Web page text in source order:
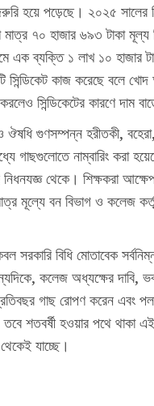
হয়ে পড়েছে। ২০২৫ সালের
৭০ হাজার ৬৯৩ টাকা মূল্য
এক ব্যক্তি ১ লাখ ১০ হাজার
কাজ করেছে বলে খোদ
সিন্ডিকেটের কারণে দাম
ঔষধি গুণসম্পন্ন হরীতকী,
গাছগুলোতে নাম্বারিং করা
নিধনযজ্ঞ থেকে। শিক্ষকরা
মূল্যে বন বিভাগ ও কলেজ
সরকারি বিধি মোতাবেক
কলেজ অধ্যক্ষের দাবি,
গাছ রোপণ করেন এবং
শতবর্ষী হওয়ার পথে থাকা
যাচ্ছে।